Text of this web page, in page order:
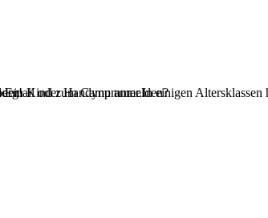
oder Handynummer.In einigen
Kind zum Camp anmelden?